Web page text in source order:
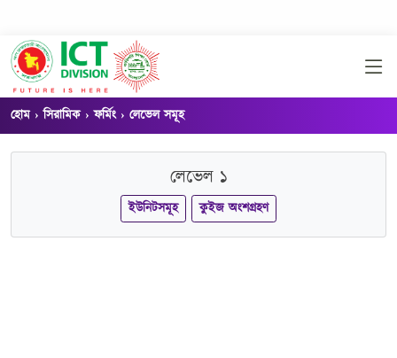
হোম সিরামিক ফর্মিং লেভেল সমূহ
লেভেল ১
ইউনিটসমূহ কুইজ অংশগ্রহণ